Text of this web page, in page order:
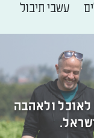
עשבי תיבול
לאוכל ולאהבה